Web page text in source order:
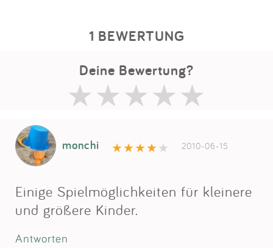
1 BEWERTUNG
Deine Bewertung?
monchi 2010-06-15
Einige Spielmöglichkeiten für kleinere
und größere Kinder.
Antworten